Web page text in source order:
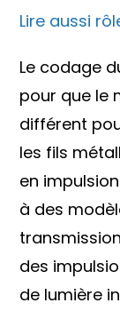
Lire aussi
Le codage
pour que le
différent
les fils
en
à des
des
de lumière